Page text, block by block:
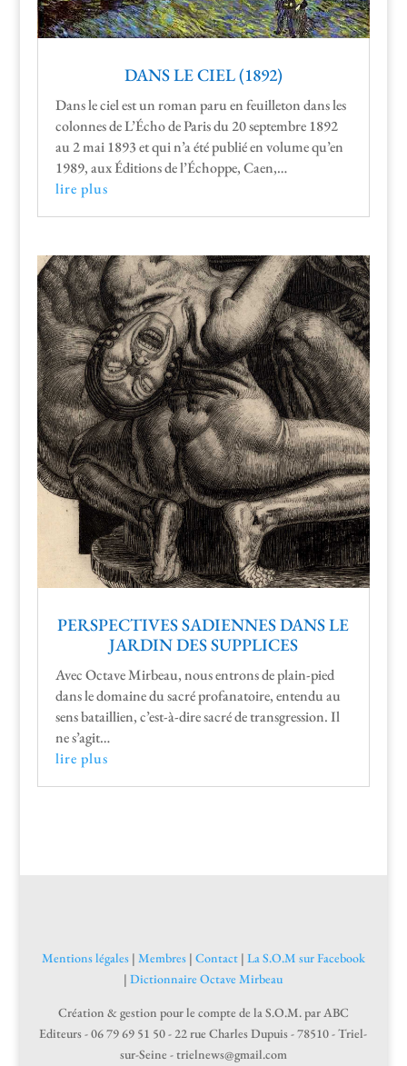
DANS LE CIEL (1892)
Dans le ciel est un roman paru en feuil­leton dans les
colonnes de L’É­cho de Paris du 20 sep­tem­bre 1892
au 2 mai 1893 et qui n’a été pub­lié en vol­ume qu’en
1989, aux Édi­tions de l’Échoppe, Caen,…
lire plus
PERSPECTIVES SADIENNES DANS LE
JARDIN DES SUPPLICES
Avec Octave Mir­beau, nous entrons de plain-pied
dans le domaine du sacré pro­fana­toire, enten­du au
sens batail­lien, c’est-à-dire sacré de trans­gres­sion. Il
ne s’agit…
lire plus
Mentions légales| Membres| Contact| La S.O.M sur Facebook
|Dictionnaire Octave Mirbeau
Création & gestion pour le compte de la S.O.M. par ABC
Editeurs - 06 79 69 51 50 - 22 rue Charles Dupuis - 78510 - Triel-
sur-Seine - trielnews@gmail.com